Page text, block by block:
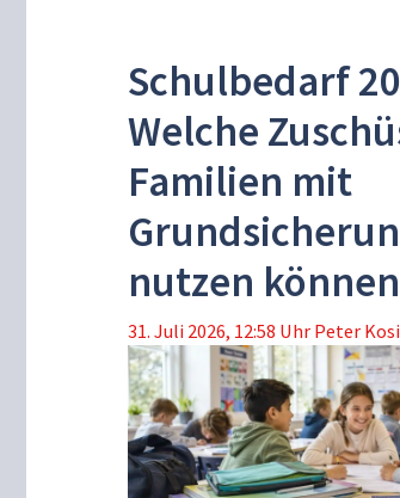
Schulbedarf
Welche
Familien mit
nutzen können
31. Juli 2026, 12:58 Uhr Peter